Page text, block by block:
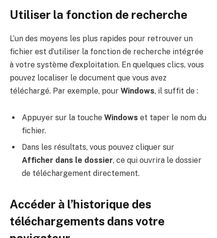
Utiliser la fonction de recherche
L’un des moyens les plus rapides pour retrouver un
fichier est d’utiliser la fonction de recherche intégrée
à votre système d’exploitation. En quelques clics, vous
pouvez localiser le document que vous avez
téléchargé. Par exemple, pour Windows, il suffit de :
Appuyer sur la touche Windows et taper le nom du
fichier.
Dans les résultats, vous pouvez cliquer sur
Afficher dans le dossier, ce qui ouvrira le dossier
de téléchargement directement.
Accéder à l’historique des
téléchargements dans votre